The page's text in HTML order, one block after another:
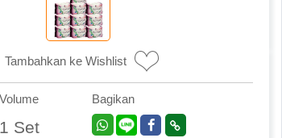
Tambahkan ke Wishlist
Volume
1 Set
Bagikan